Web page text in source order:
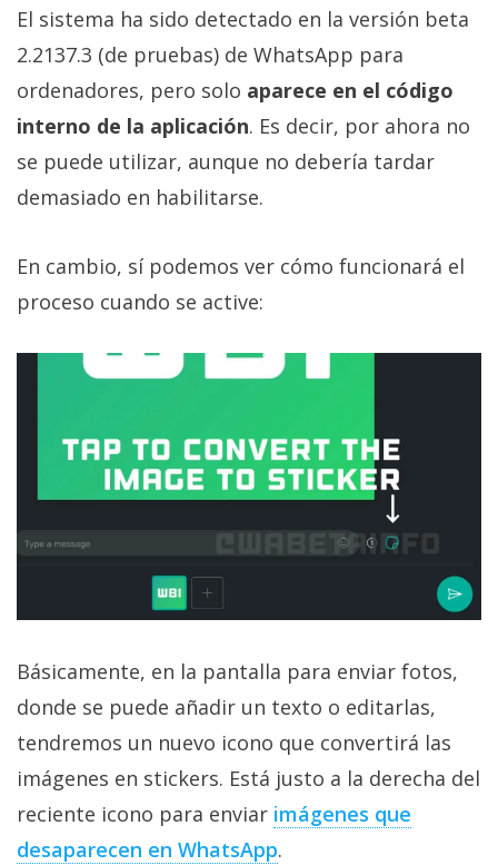
Sobre
nosotros
/
Publicidad
/
Cambiar
opciones
de
/
Aviso
El medio de
encontrarás
noticias sobre
ordenadores,
videojuegos,
trucos y
tutoriales.
Informático
(CC) 2006-
2026.Algunos
derechos
reservados
El sistema ha sido detectado en la versión beta
2.2137.3 (de pruebas) de WhatsApp para
ordenadores, pero solo aparece en el código
interno de la aplicación. Es decir, por ahora no
se puede utilizar, aunque no debería tardar
demasiado en habilitarse.
En cambio, sí podemos ver cómo funcionará el
proceso cuando se active:
Básicamente, en la pantalla para enviar fotos,
donde se puede añadir un texto o editarlas,
tendremos un nuevo icono que convertirá las
imágenes en stickers. Está justo a la derecha del
reciente icono para enviar imágenes que
desaparecen en WhatsApp.